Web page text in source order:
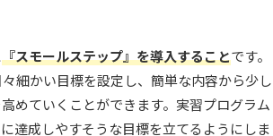
『スモールステップ』を導入することです。
細かい目標を設定し、簡単な内容から少し
めていくことができます。実習プログラム
達成しやすそうな目標を立てるようにしま